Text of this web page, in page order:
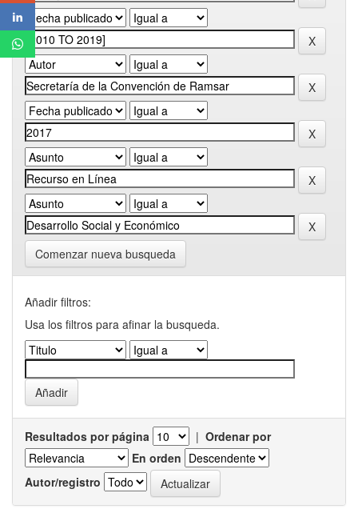
Comenzar nueva busqueda
Añadir filtros:
Usa los filtros para afinar la busqueda.
Resultados por página | Ordenar por
En orden
Autor/registro